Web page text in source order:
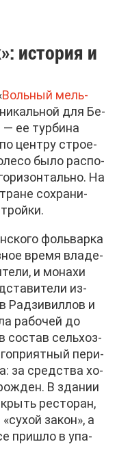
ис­то­рия и
Воль­ный мель­
для Бе­
ее тур­би­на
цен­тру стро­е­
бы­ло рас­по­
На
со­хра­ни­
фоль­вар­ка
вре­мя вла­де­
и мо­на­хи
из­
Рад­зи­вил­лов и
ра­бо­чей до
со­став сель­хоз­
пе­ри­
за сред­ства хо­
В зда­нии
ре­сто­ран,
за­кон», а
при­шло в упа­